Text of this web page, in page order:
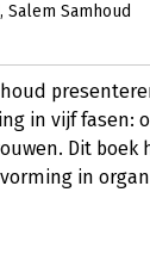
Salem Samhoud
in vijf fasen:
Dit boek
in